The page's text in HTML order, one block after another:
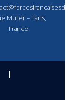
Muller – Paris,
France